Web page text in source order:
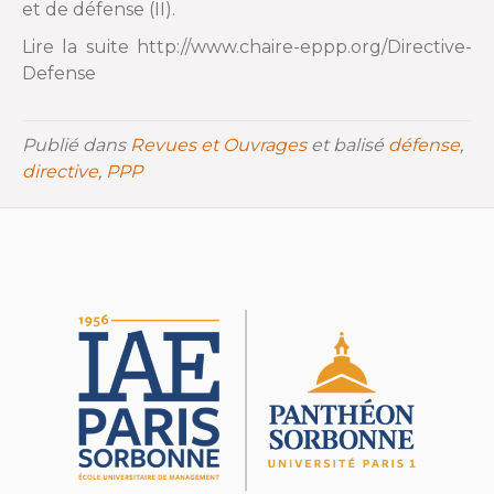
et de défense (II).
Lire la suite http://www.chaire-eppp.org/Directive-
Defense
Publié dans Revues et Ouvrageset balisé défense,
directive, PPP